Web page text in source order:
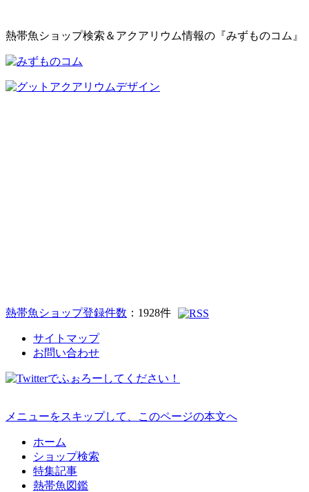
熱帯魚ショップ検索＆アクアリウム情報の『みずものコム』
熱帯魚ショップ登録件数 ： 1928件
サイトマップ
お問い合わせ
メニューをスキップして、このページの本文へ
ホーム
ショップ検索
特集記事
熱帯魚図鑑